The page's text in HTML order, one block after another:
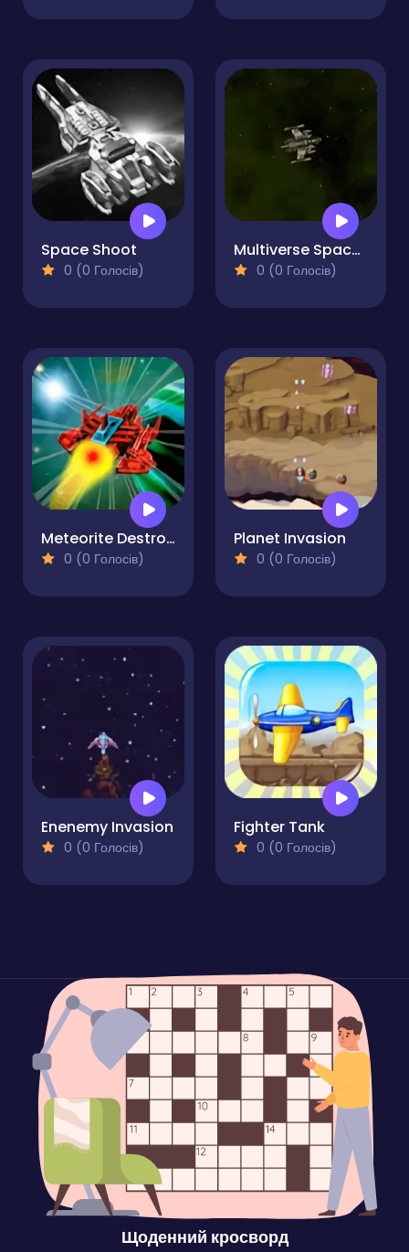
Space Shoot
0 (0 Голосів)
Multiverse Space War
0 (0 Голосів)
Meteorite Destroyer
0 (0 Голосів)
Planet Invasion
0 (0 Голосів)
Enenemy Invasion
0 (0 Голосів)
Fighter Tank
0 (0 Голосів)
Щоденний кросворд